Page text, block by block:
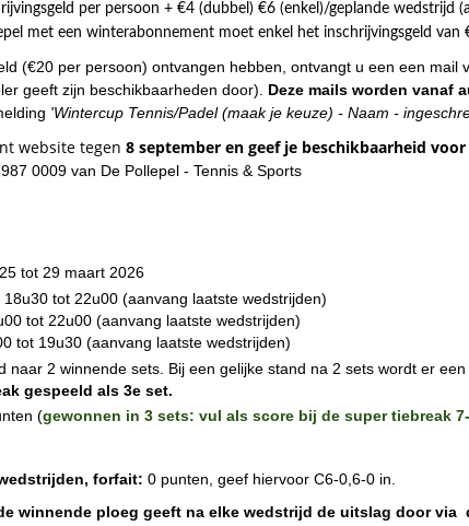
per persoon + €4 (dubbel) €6 (enkel)/geplande wedstrijd
met een winterabonnement moet enkel het inschrijvingsgeld
(€20 per persoon) ontvangen hebben, ontvangt u een een
geeft zijn beschikbaarheden door). Deze mails worden vanaf
'Wintercup Tennis/Padel (maak je keuze) - Naam -
website tegen 8 september en geef je beschikbaarheid
0009 van De Pollepel - Tennis & Sports
tot 29 maart 2026
tot 22u00 (aanvang laatste wedstrijden)
tot 22u00 (aanvang laatste wedstrijden)
tot 19u30 (aanvang laatste wedstrijden)
naar 2 winnende sets. Bij een gelijke stand na 2 sets wordt er
gespeeld als 3e set.
(gewonnen in 3 sets: vul als score bij de super tiebreak
forfait: 0 punten, geef hiervoor C6-0,6-0 in.
winnende ploeg geeft na elke wedstrijd de uitslag door via